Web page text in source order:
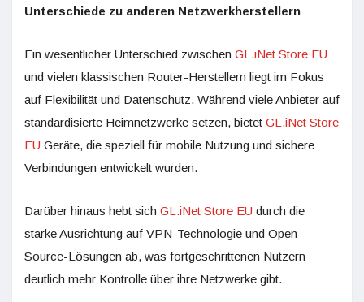
Unterschiede zu anderen Netzwerkherstellern
Ein wesentlicher Unterschied zwischen GL.iNet Store EU
und vielen klassischen Router-Herstellern liegt im Fokus
auf Flexibilität und Datenschutz. Während viele Anbieter auf
standardisierte Heimnetzwerke setzen, bietet GL.iNet Store
EU Geräte, die speziell für mobile Nutzung und sichere
Verbindungen entwickelt wurden.
Darüber hinaus hebt sich GL.iNet Store EU durch die
starke Ausrichtung auf VPN-Technologie und Open-
Source-Lösungen ab, was fortgeschrittenen Nutzern
deutlich mehr Kontrolle über ihre Netzwerke gibt.